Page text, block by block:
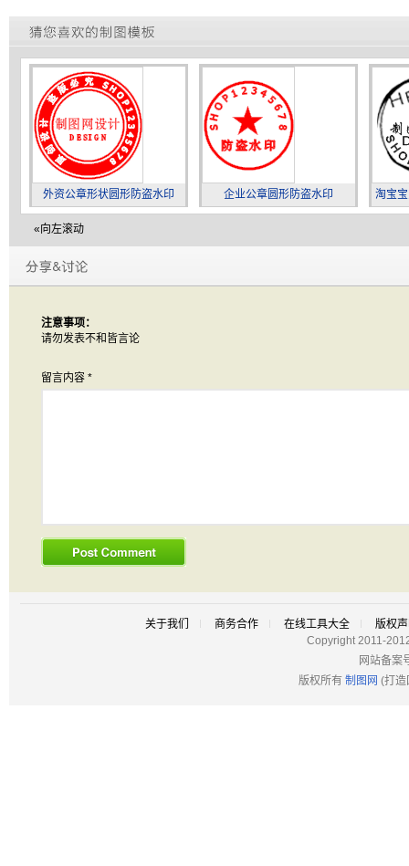
外资公章形状圆形防盗水印 企业公章圆形防盗水印 淘宝
«向左滚动
注意事项：
请勿发表不和皆言论
留言内容 *
关于我们 商务合作 在线工具大全
版权
Copyright 2011-
网站备案
版权所有 制图网 (打造